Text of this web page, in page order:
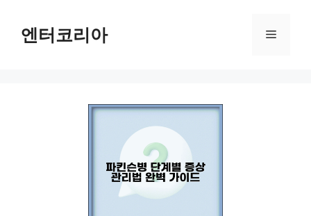
엔터코리아 메